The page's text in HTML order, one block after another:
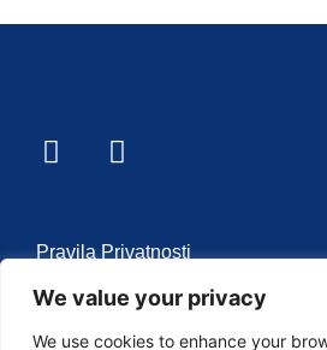
We value your privacy
We use cookies to enhance your
Pravila Privatnosti
O nama